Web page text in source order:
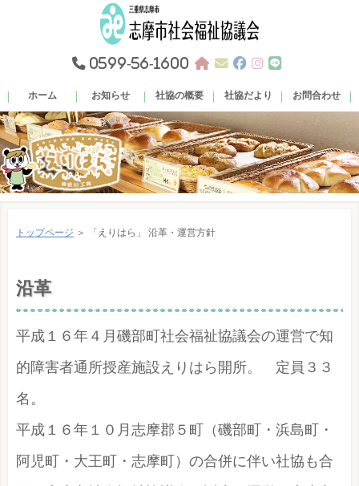
0599-56-1600
ホーム お知らせ 社協の概要 社協だより お問合わせ
トップページ ＞ 「えりはら」 沿革・運営方針
沿革
平成１６年４月磯部町社会福祉協議会の運営で知
的障害者通所授産施設えりはら開所。 定員３３
名。
平成１６年１０月志摩郡５町（磯部町・浜島町・
阿児町・大王町・志摩町）の合併に伴い社協も合